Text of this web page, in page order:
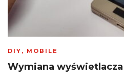
DIY , MOBILE
Wymiana